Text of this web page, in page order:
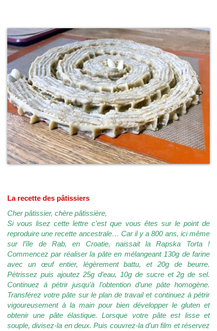
La recette des pâtissiers
Cher pâtissier, chère pâtissière,
Si vous lisez cette lettre c’est que vous êtes sur le point de
reproduire une recette ancestrale… Car il y a 800 ans, ici même
sur l’île de Rab, en Croatie, naissait la Rapska Torta !
Commencez par réaliser la pâte en mélangeant 130g de farine
avec un œuf entier, légèrement battu, et 20g de beurre.
Pétrissez puis ajoutez 25g d’eau, 10g de sucre et 2g de sel.
Continuez à pétrir jusqu’à l’obtention d’une pâte homogène.
Transférez votre pâte sur le plan de travail et continuez à pétrir
vigoureusement à la main pour bien développer le gluten et
obtenir une pâte élastique. Lorsque votre pâte est lisse et
souple, divisez-la en deux. Puis couvrez-la d’un film et réservez